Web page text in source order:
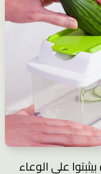
على الوعاء